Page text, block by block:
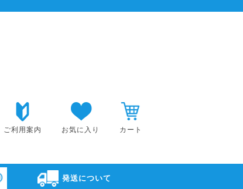
ご利用案内 お気に入り カート
発送について